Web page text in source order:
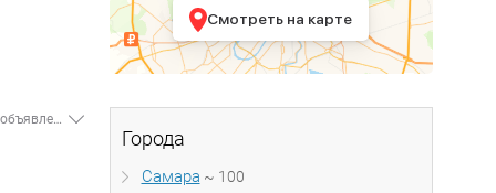
Смотреть на карте
Города
Самара ~ 100
На сайте Move.ru вы можете арендовать производственное помещение в Самарской области, поскольку мы располагаем обширной базой - - 188 объявлений об аренде производственных помещений от собственников и посредников. Минимальная цена составляет 150 рублей, наименьшая площадь - 24 м². Площадь и цена аренды производственного помещения варьируется, в зависимости от местоположения, благоустройства, окружающей инфраструктуры и многого другого. Если вы хотите снять производственное помещение больших размеров, задайте необходимые параметры в форме поиска, система подберет вам наиболее подходящие актуальные объявления.